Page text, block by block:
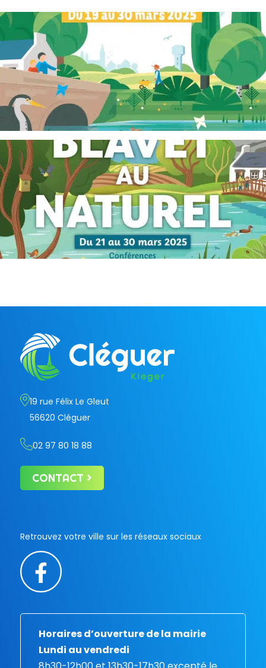
19 rue Félix Le Gleut
56620 Cléguer
02 97 80 18 88
CONTACT
Retrouvez votre ville sur les réseaux sociaux
Horaires d’ouverture de la mairie
Lundi au vendredi